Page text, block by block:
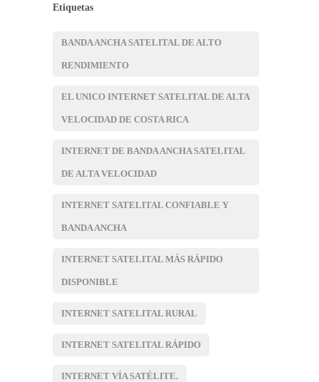
Etiquetas
BANDA ANCHA SATELITAL DE ALTO
RENDIMIENTO
EL UNICO INTERNET SATELITAL DE ALTA
VELOCIDAD DE COSTA RICA
INTERNET DE BANDA ANCHA SATELITAL
DE ALTA VELOCIDAD
INTERNET SATELITAL CONFIABLE Y
BANDA ANCHA
INTERNET SATELITAL MÁS RÁPIDO
DISPONIBLE
INTERNET SATELITAL RURAL
INTERNET SATELITAL RÁPIDO
INTERNET VÍA SATÉLITE.